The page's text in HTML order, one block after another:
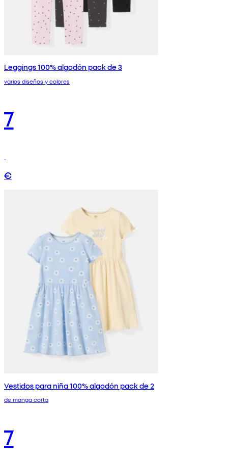
Leggings 100% algodón pack de 3
varios diseños y colores
7
€
Vestidos para niña 100% algodón pack de 2
de manga corta
7